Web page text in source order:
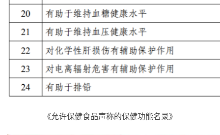
《允许保健食品声称的保健功能名录》